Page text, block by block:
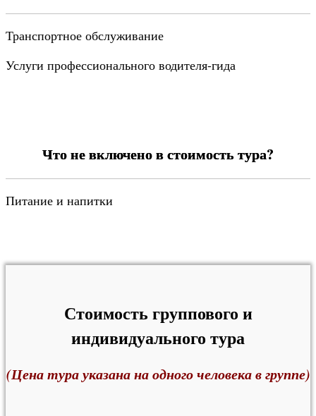
Транспортное обслуживание
Услуги профессионального водителя-гида
Что не включено в стоимость тура?
Питание и напитки
Стоимость группового и
индивидуального тура
(Цена тура указана на одного человека в группе)